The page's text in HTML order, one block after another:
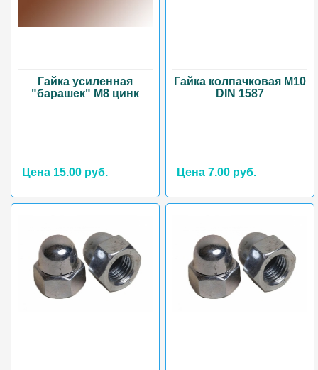
Гайка усиленная
"барашек" М8 цинк
Цена 15.00 руб.
Гайка колпачковая М10
DIN 1587
Цена 7.00 руб.